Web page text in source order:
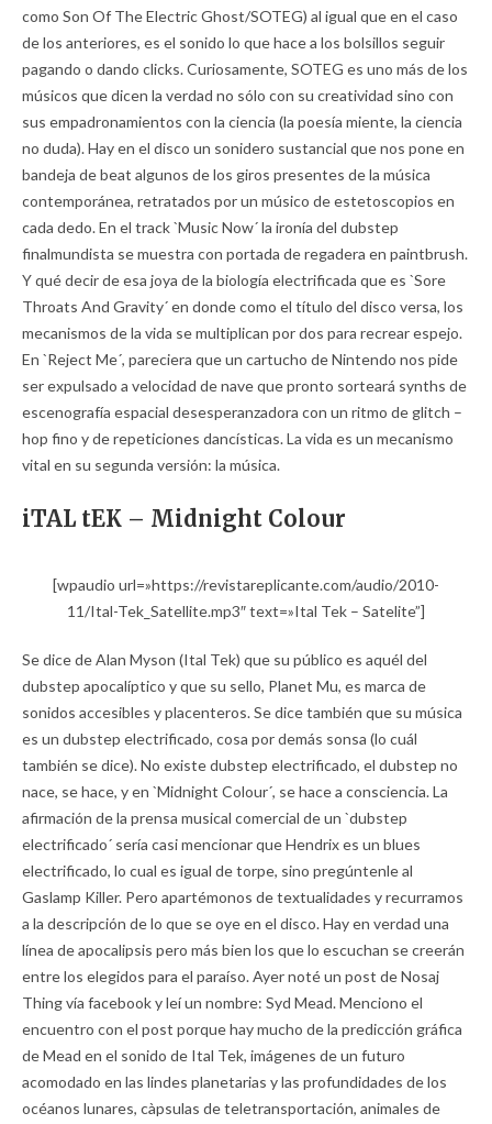
como Son Of The Electric Ghost/SOTEG) al igual que en el caso
de los anteriores, es el sonido lo que hace a los bolsillos seguir
pagando o dando clicks. Curiosamente, SOTEG es uno más de los
músicos que dicen la verdad no sólo con su creatividad sino con
sus empadronamientos con la ciencia (la poesía miente, la ciencia
no duda). Hay en el disco un sonidero sustancial que nos pone en
bandeja de beat algunos de los giros presentes de la música
contemporánea, retratados por un músico de estetoscopios en
cada dedo. En el track `Music Now´ la ironía del dubstep
finalmundista se muestra con portada de regadera en paintbrush.
Y qué decir de esa joya de la biología electrificada que es `Sore
Throats And Gravity´ en donde como el título del disco versa, los
mecanismos de la vida se multiplican por dos para recrear espejo.
En `Reject Me´, pareciera que un cartucho de Nintendo nos pide
ser expulsado a velocidad de nave que pronto sorteará synths de
escenografía espacial desesperanzadora con un ritmo de glitch –
hop fino y de repeticiones dancísticas. La vida es un mecanismo
vital en su segunda versión: la música.
iTAL tEK – Midnight Colour
[wpaudio url=»https://revistareplicante.com/audio/2010-
11/Ital-Tek_Satellite.mp3″ text=»Ital Tek – Satelite”]
Se dice de Alan Myson (Ital Tek) que su público es aquél del
dubstep apocalíptico y que su sello, Planet Mu, es marca de
sonidos accesibles y placenteros. Se dice también que su música
es un dubstep electrificado, cosa por demás sonsa (lo cuál
también se dice). No existe dubstep electrificado, el dubstep no
nace, se hace, y en `Midnight Colour´, se hace a consciencia. La
afirmación de la prensa musical comercial de un `dubstep
electrificado´ sería casi mencionar que Hendrix es un blues
electrificado, lo cual es igual de torpe, sino pregúntenle al
Gaslamp Killer. Pero apartémonos de textualidades y recurramos
a la descripción de lo que se oye en el disco. Hay en verdad una
línea de apocalipsis pero más bien los que lo escuchan se creerán
entre los elegidos para el paraíso. Ayer noté un post de Nosaj
Thing vía facebook y leí un nombre: Syd Mead. Menciono el
encuentro con el post porque hay mucho de la predicción gráfica
de Mead en el sonido de Ital Tek, imágenes de un futuro
acomodado en las lindes planetarias y las profundidades de los
océanos lunares, càpsulas de teletransportación, animales de